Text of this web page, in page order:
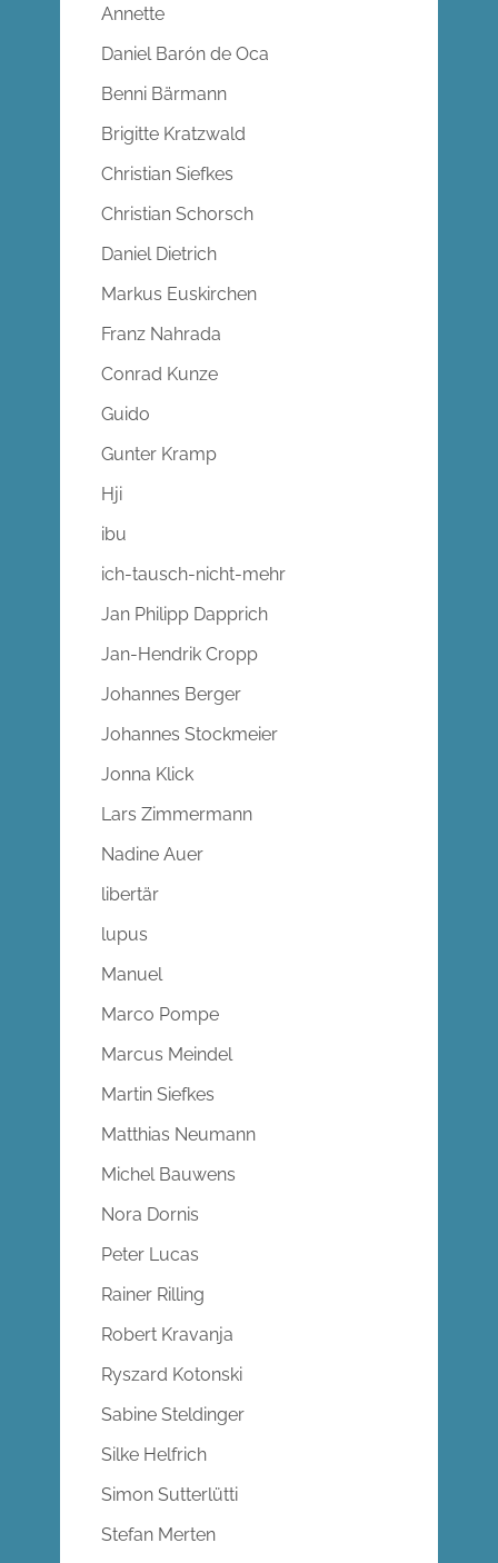
Annette
Daniel Barón de Oca
Benni Bärmann
Brigitte Kratzwald
Christian Siefkes
Christian Schorsch
Daniel Dietrich
Markus Euskirchen
Franz Nahrada
Conrad Kunze
Guido
Gunter Kramp
Hji
ibu
ich-tausch-nicht-mehr
Jan Philipp Dapprich
Jan-Hendrik Cropp
Johannes Berger
Johannes Stockmeier
Jonna Klick
Lars Zimmermann
Nadine Auer
libertär
lupus
Manuel
Marco Pompe
Marcus Meindel
Martin Siefkes
Matthias Neumann
Michel Bauwens
Nora Dornis
Peter Lucas
Rainer Rilling
Robert Kravanja
Ryszard Kotonski
Sabine Steldinger
Silke Helfrich
Simon Sutterlütti
Stefan Merten